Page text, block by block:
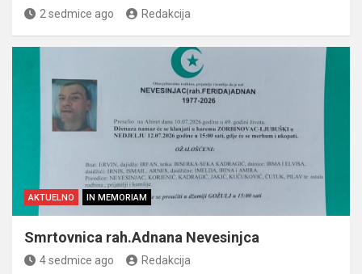
2 sedmice ago Redakcija
AKTUELNO IN MEMORIAM
Smrtovnica rah.Adnana Nevesinjca
4 sedmice ago Redakcija